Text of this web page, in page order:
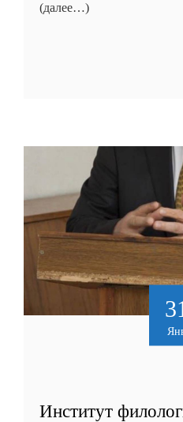
(далее…)
Институт